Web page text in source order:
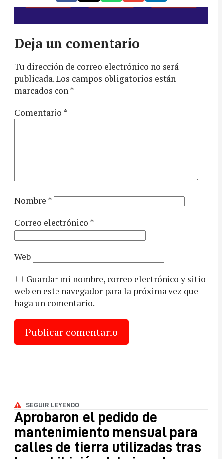
Deja un comentario
Tu dirección de correo electrónico no será
publicada.Los campos obligatorios están
marcados con*
Comentario *
Nombre *
Correo electrónico *
Web
Guardar mi nombre, correo electrónico y sitio
web en este navegador para la próxima vez que
haga un comentario.
SEGUIR LEYENDO
Aprobaron el pedido de
mantenimiento mensual para
calles de tierra utilizadas tras